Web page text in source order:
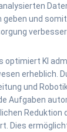
geben und
optimiert KI
erheblich.
und
Aufgaben
Dies